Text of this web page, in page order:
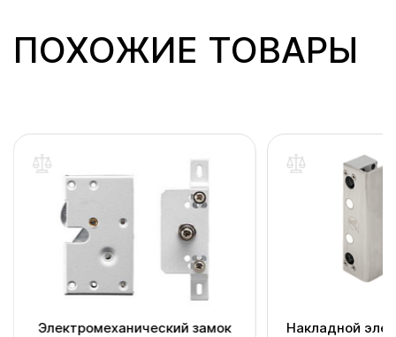
ПОХОЖИЕ ТОВАРЫ
Электромеханический замок
Накладной